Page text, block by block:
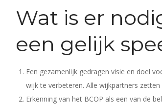
Wat is er
een gelijk
Een gezamenlijk gedragen visie en doel
wijk te verbeteren. Alle wijkpartners
Erkenning van het BCOP als een van de